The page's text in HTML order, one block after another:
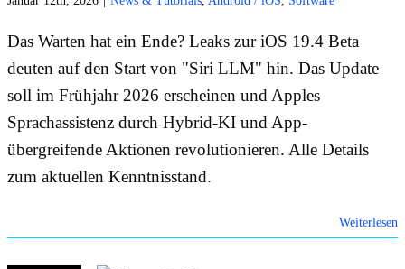
Das Warten hat ein Ende? Leaks zur iOS 19.4 Beta
deuten auf den Start von "Siri LLM" hin. Das Update
soll im Frühjahr 2026 erscheinen und Apples
Sprachassistenz durch Hybrid-KI und App-
übergreifende Aktionen revolutionieren. Alle Details
zum aktuellen Kenntnisstand.
Weiterlesen